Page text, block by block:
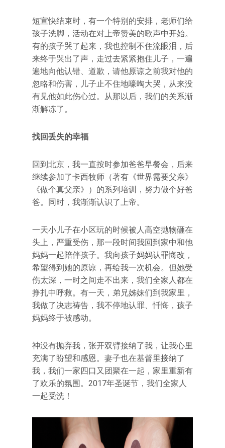
短宣快结束时，有一个特别的安排，老师们给
孩子洗脚，活动在对上帝赞美的歌声中开始。
有的孩子哭了起来，我也控制不住流眼泪，后
来终于哭出了声，走过去紧紧抱住儿子，一遍
遍地向他认错、道歉，请他原谅之前我对他的
忽略和伤害，儿子止不住地嚎啕大哭，从来没
有见他如此伤心过。从那以后，我们的关系渐
渐解冻了。
找回丢失的幸福
回到北京，我一直按时参加爸爸早餐会，后来
继续参加了卡西牧师（著有《世界需要父亲》
《做个真父亲》）的系列培训，努力做个好爸
爸。同时，我渐渐认识了上帝。
一天小儿子在小区玩的时候被人高空抛物砸在
头上，严重受伤，那一段时间我回到家中和他
妈妈一起陪伴孩子。我向孩子妈妈认罪悔改，
希望得到她的原谅，再给我一次机会。但她受
伤太深，一时之间走不出来，我们全家人都在
挣扎中呼救。有一天，弟兄姊妹们到我家里，
我做了决志祷告，我不停地认罪、忏悔，孩子
妈妈终于被感动。
神没有抛弃我，张开双臂接纳了我，让我心里
充满了盼望和感恩。妻子也在基督里接纳了
我，我们一家四口又团聚在一起，家里重新有
了欢乐的氛围。2017年圣诞节，我们全家人
一起受洗！